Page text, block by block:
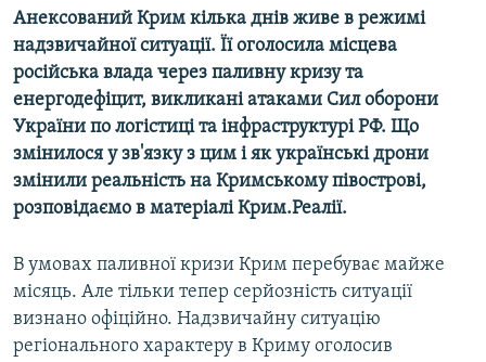
Анексований Крим кілька днів живе в режимі
надзвичайної ситуації. Її оголосила місцева
російська влада через паливну кризу та
енергодефіцит, викликані атаками Сил оборони
України по логістиці та інфраструктурі РФ. Що
змінилося у зв'язку з цим і як українські дрони
змінили реальність на Кримському півострові,
розповідаємо в матеріалі Крим.Реалії.
В умовах паливної кризи Крим перебуває майже
місяць. Але тільки тепер серйозність ситуації
визнано офіційно. Надзвичайну ситуацію
регіонального характеру в Криму оголосив